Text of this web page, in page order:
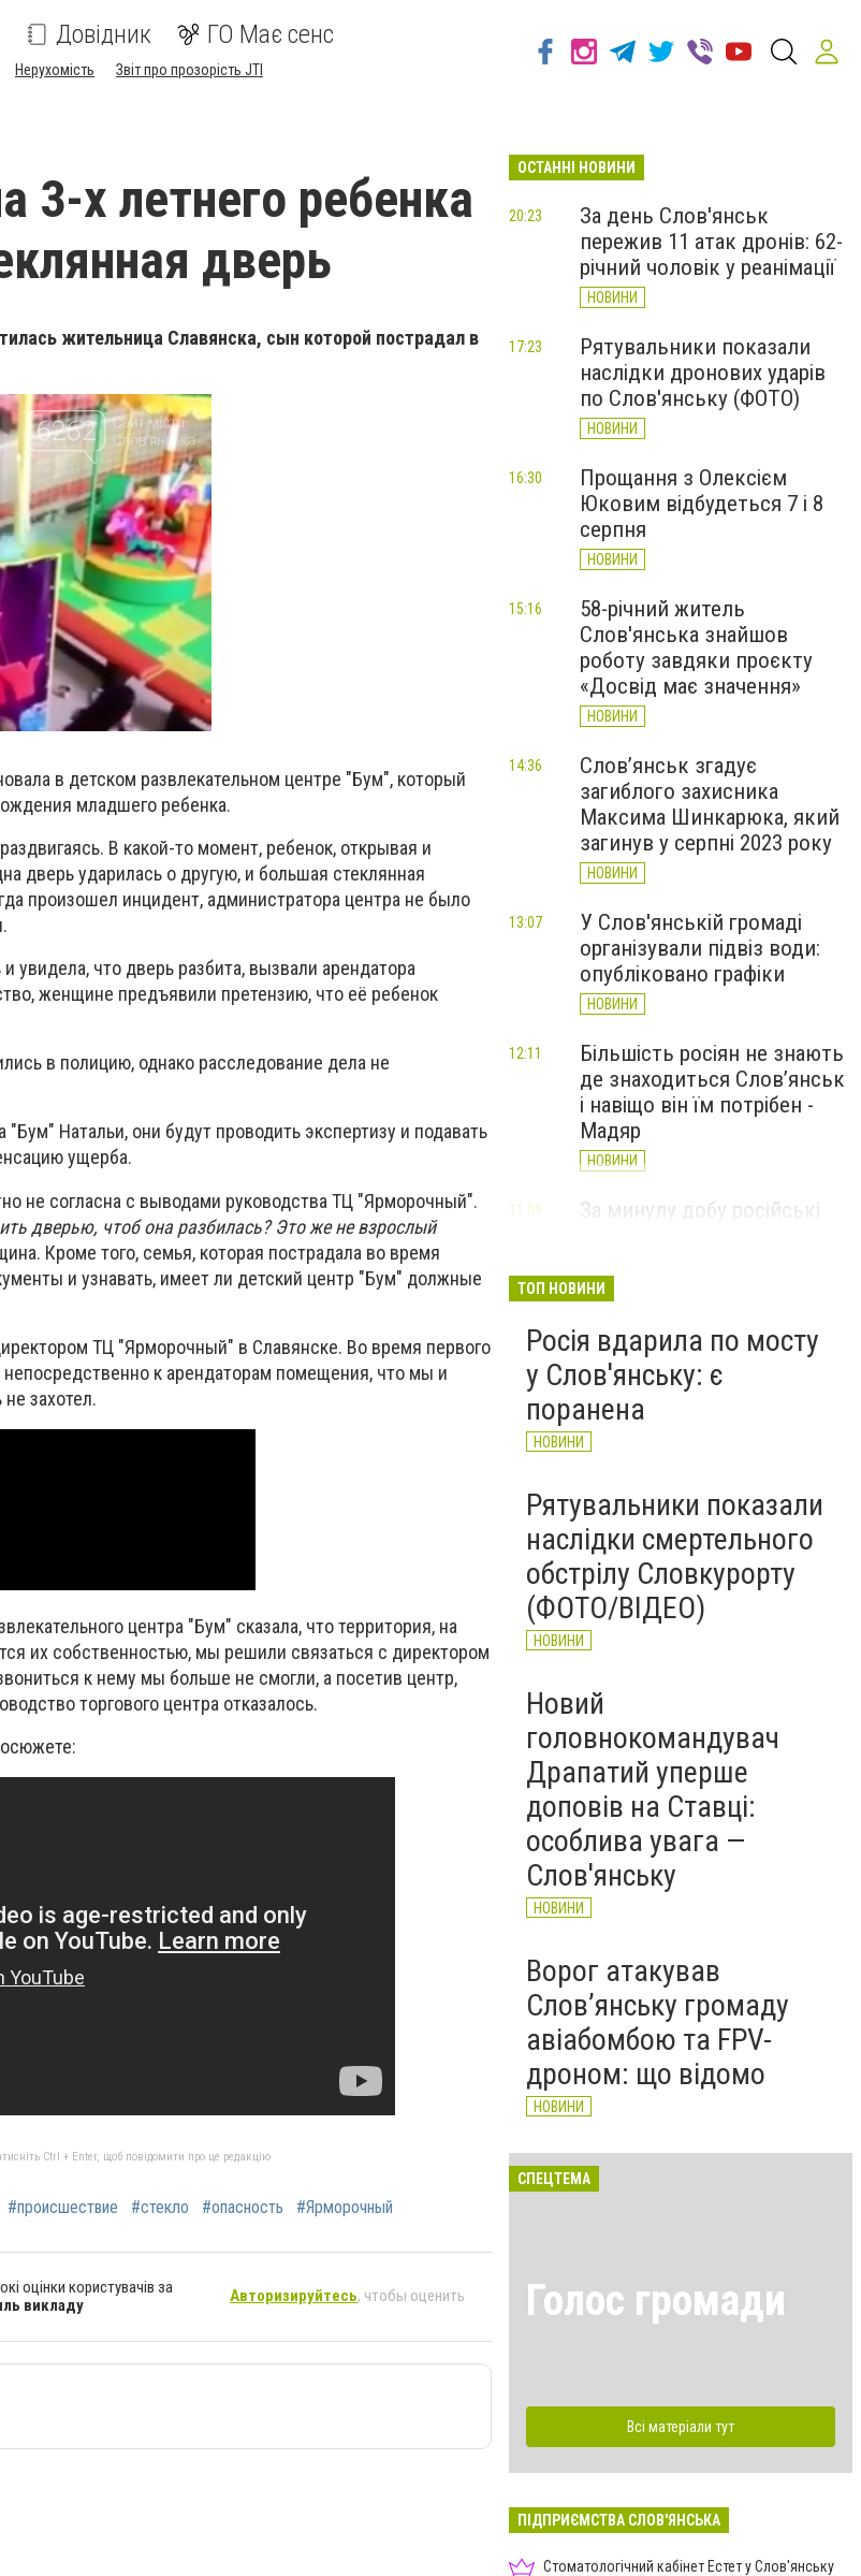
Довідник ГО Має сенс
Нерухомість Звіт про прозорість JTI
3-х летнего ребенка
дверь
жительница Славянска, сын которой пострадал в
в детском развлекательном центре "Бум", который
младшего ребенка.
В какой-то момент, ребенок, открывая и
дверь ударилась о другую, и большая стеклянная
произошел инцидент, администратора центра не было
увидела, что дверь разбита, вызвали арендатора
женщине предъявили претензию, что её ребенок
в полицию, однако расследование дела не
Натальи, они будут проводить экспертизу и подавать
ущерба.
не согласна с выводами руководства ТЦ "Ярморочный".
дверью, чтоб она разбилась? Это же не взрослый
Кроме того, семья, которая пострадала во время
и узнавать, имеет ли детский центр "Бум" должные
ТЦ "Ярморочный" в Славянске. Во время первого
непосредственно к арендаторам помещения, что мы и
захотел.
центра "Бум" сказала, что территория, на
их собственностью, мы решили связаться с директором
к нему мы больше не смогли, а посетив центр,
торгового центра отказалось.
Ctrl + Enter, щоб повідомити про це редакцію
#происшествие #стекло #опасность #Ярморочный
оцінки користувачів за
викладу
Авторизируйтесь, чтобы оценить
ОСТАННІ НОВИНИ
За день Слов'янськ
пережив 11 атак дронів: 62-
річний чоловік у реанімації
НОВИНИ
20:23
Рятувальники показали
наслідки дронових ударів
по Слов'янську (ФОТО)
НОВИНИ
17:23
Прощання з Олексієм
Юковим відбудеться 7 і 8
серпня
НОВИНИ
16:30
58-річний житель
Слов'янська знайшов
роботу завдяки проєкту
«Досвід має значення»
НОВИНИ
15:16
Слов’янськ згадує
загиблого захисника
Максима Шинкарюка, який
загинув у серпні 2023 року
НОВИНИ
14:36
У Слов'янській громаді
організували підвіз води:
опубліковано графіки
НОВИНИ
13:07
Більшість росіян не знають
де знаходиться Слов’янськ
і навіщо він їм потрібен -
Мадяр
НОВИНИ
12:11
За минулу добу російські
великої війни: 6 серпня
11:09
ТОП НОВИНИ
Росія вдарила по мосту
у Слов'янську: є
поранена
НОВИНИ
Рятувальники показали
наслідки смертельного
обстрілу Словкурорту
(ФОТО/ВІДЕО)
НОВИНИ
Новий
головнокомандувач
Драпатий уперше
доповів на Ставці:
особлива увага —
Слов'янську
НОВИНИ
Ворог атакував
Слов’янську громаду
авіабомбою та FPV-
дроном: що відомо
НОВИНИ
СПЕЦТЕМА
Голос громади
Всі матеріали тут
ПІДПРИЄМСТВА СЛОВ'ЯНСЬКА
Стоматологічний кабінет Естет у Слов'янську